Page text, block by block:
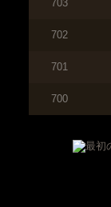
703
702
701
700